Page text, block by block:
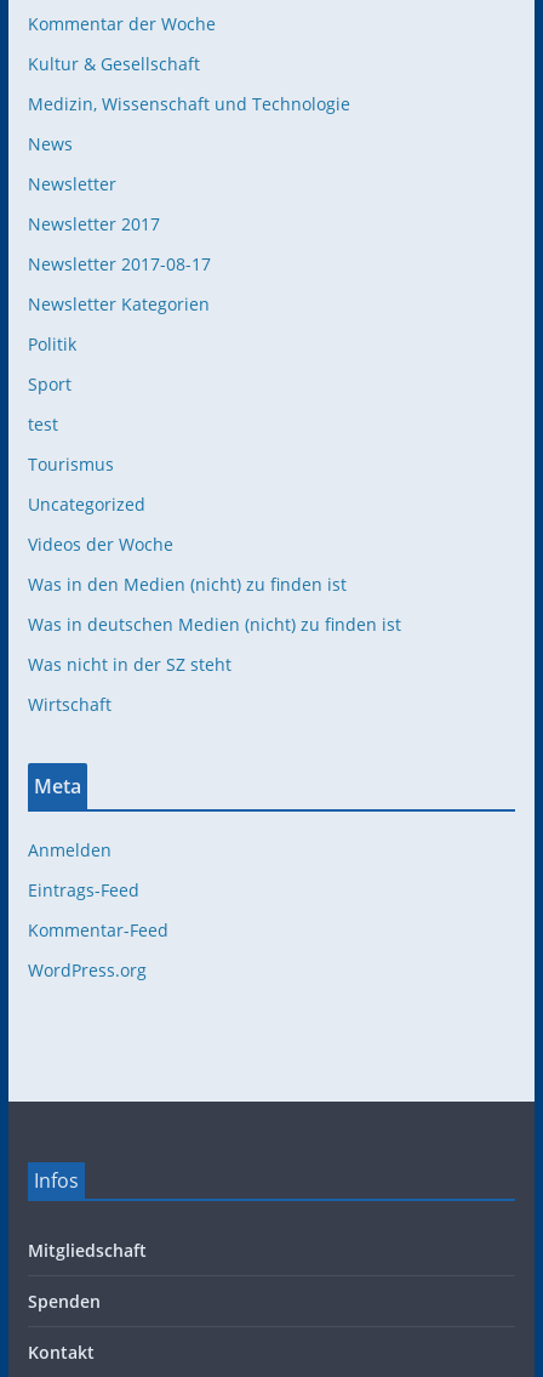
Kommentar der Woche
Kultur & Gesellschaft
Medizin, Wissenschaft und Technologie
News
Newsletter
Newsletter 2017
Newsletter 2017-08-17
Newsletter Kategorien
Politik
Sport
test
Tourismus
Uncategorized
Videos der Woche
Was in den Medien (nicht) zu finden ist
Was in deutschen Medien (nicht) zu finden ist
Was nicht in der SZ steht
Wirtschaft
Meta
Anmelden
Eintrags-Feed
Kommentar-Feed
WordPress.org
Infos
Mitgliedschaft
Spenden
Kontakt